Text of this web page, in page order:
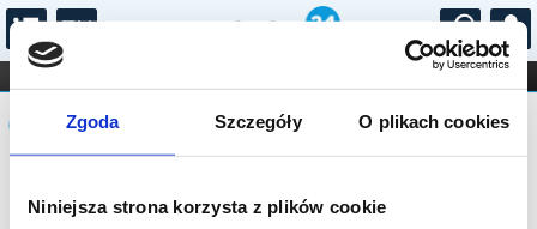
Zgoda Szczegóły O plikach cookies
Niniejsza strona korzysta z plików cookie
...
FILHARMONIA OPERA I BALET
STAND-UP
DLA DZIECI
Komunikat
Sprzedaż biletów on-line na wydarzenie
została zakończona.